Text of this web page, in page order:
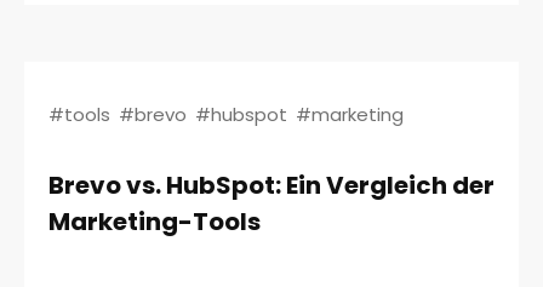
#tools #brevo #hubspot #marketing
Brevo vs. HubSpot: Ein Vergleich der
Marketing-Tools